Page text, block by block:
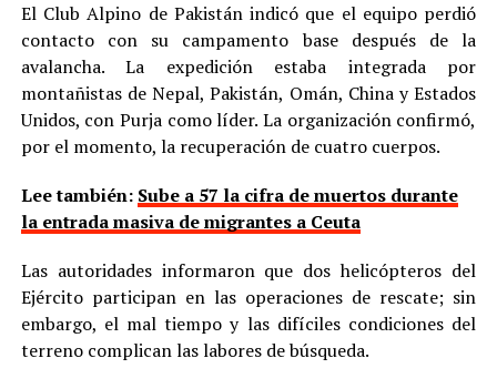
El Club Alpino de Pakistán indicó que el equipo perdió
contacto con su campamento base después de la
avalancha. La expedición estaba integrada por
montañistas de Nepal, Pakistán, Omán, China y Estados
Unidos, con Purja como líder. La organización confirmó,
por el momento, la recuperación de cuatro cuerpos.
Lee también: Sube a 57 la cifra de muertos durante
la entrada masiva de migrantes a Ceuta
Las autoridades informaron que dos helicópteros del
Ejército participan en las operaciones de rescate; sin
embargo, el mal tiempo y las difíciles condiciones del
terreno complican las labores de búsqueda.